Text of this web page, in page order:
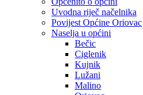
Uvodna riječ načelnika
Povijest Općine Oriovac
Naselja u općini
Bečic
Ciglenik
Kujnik
Lužani
Malino